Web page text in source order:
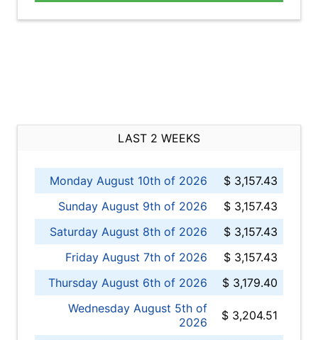
LAST 2 WEEKS
Monday August 10th of 2026
$ 3,157.43
Sunday August 9th of 2026
$ 3,157.43
Saturday August 8th of 2026
$ 3,157.43
Friday August 7th of 2026
$ 3,157.43
Thursday August 6th of 2026
$ 3,179.40
Wednesday August 5th of
2026
$ 3,204.51